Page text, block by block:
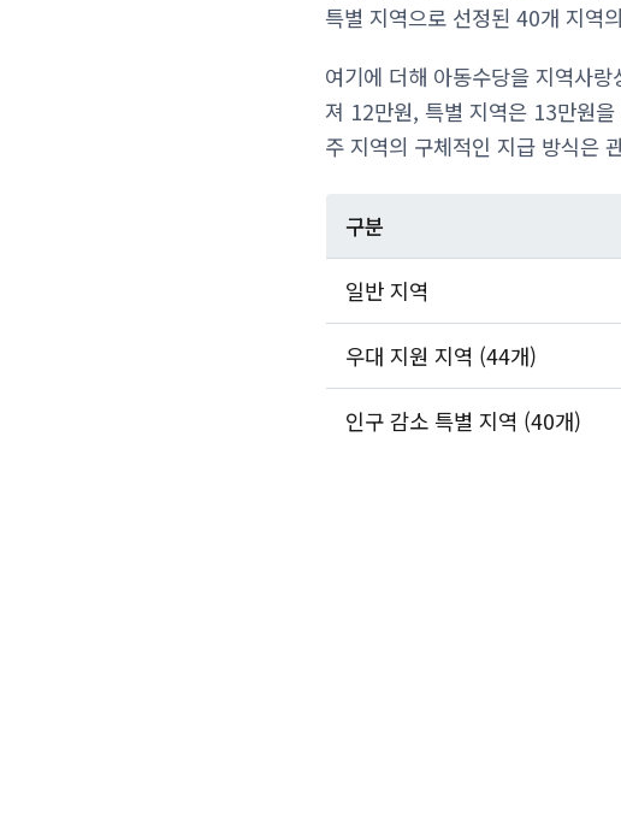
특별 지역으로 선정된 40개 지역
여기에 더해 아동수당을 지역사
져 12만원, 특별 지역은 13만원
주 지역의 구체적인 지급 방식은
구분
일반 지역
우대 지원 지역 (44개)
인구 감소 특별 지역 (40개)